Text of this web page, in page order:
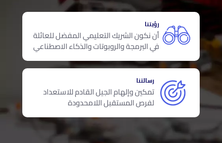
رؤيتنا
أن نكون الشريك التعليمي المفضل للعائلة
في البرمجة والروبوتات والذكاء الاصطناعي
رسالتنا
تمكين وإلهام الجيل القادم للاستعداد
لفرص المستقبل اللامحدودة